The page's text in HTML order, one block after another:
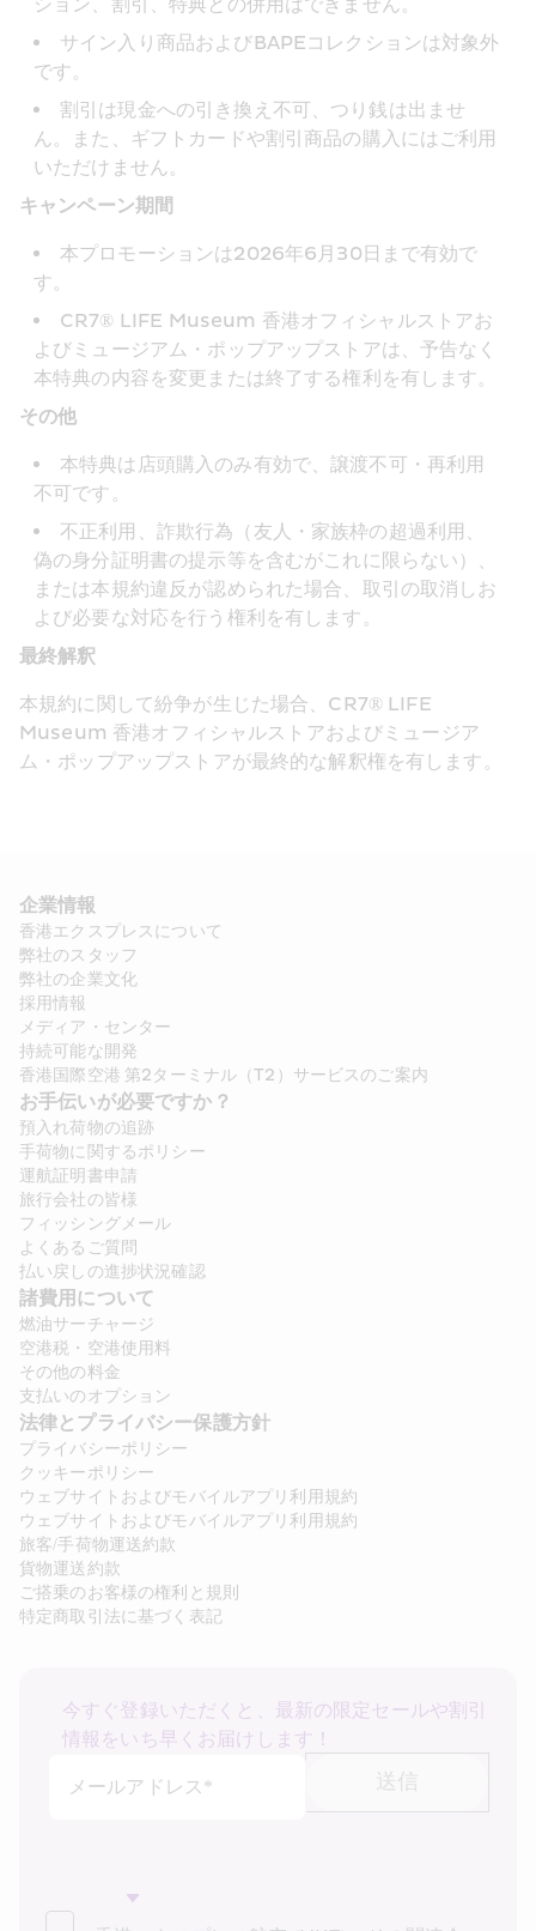
ション、割引、特典との併用はできません。
サイン入り商品およびBAPEコレクションは対象外
です。
割引は現金への引き換え不可、つり銭は出ませ
ん。また、ギフトカードや割引商品の購入にはご利用
いただけません。
キャンペーン期間
本プロモーションは2026年6月30日まで有効で
す。
CR7® LIFE Museum 香港オフィシャルストアお
よびミュージアム・ポップアップストアは、予告なく
本特典の内容を変更または終了する権利を有します。
その他
本特典は店頭購入のみ有効で、譲渡不可・再利用
不可です。
不正利用、詐欺行為（友人・家族枠の超過利用、
偽の身分証明書の提示等を含むがこれに限らない）、
または本規約違反が認められた場合、取引の取消しお
よび必要な対応を行う権利を有します。
最終解釈
本規約に関して紛争が生じた場合、CR7® LIFE
Museum 香港オフィシャルストアおよびミュージア
ム・ポップアップストアが最終的な解釈権を有します。
企業情報
香港エクスプレスについて
弊社のスタッフ
弊社の企業文化
採用情報
メディア・センター
持続可能な開発
香港国際空港 第2ターミナル（T2）サービスのご案内
お手伝いが必要ですか？
預入れ荷物の追跡
手荷物に関するポリシー
運航証明書申請
旅行会社の皆様
フィッシングメール
よくあるご質問
払い戻しの進捗状況確認
諸費用について
燃油サーチャージ
空港税・空港使用料
その他の料金
支払いのオプション
法律とプライバシー保護方針
プライバシーポリシー
クッキーポリシー
ウェブサイトおよびモバイルアプリ利用規約
ウェブサイトおよびモバイルアプリ利用規約
旅客/手荷物運送約款
貨物運送約款
ご搭乗のお客様の権利と規則
特定商取引法に基づく表記
今すぐ登録いただくと、最新の限定セールや割引
情報をいち早くお届けします！
メールアドレス*
送信